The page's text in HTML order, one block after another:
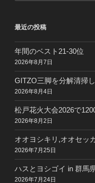
最近の投稿
年間のベスト21-30位
2026年8月7日
GITZO三脚を分解清掃
2026年8月4日
松戸花火大会2026で
2026年8月2日
オオヨシキリ,オオセッ
2026年7月25日
ハスとヨシゴイ in 群馬
2026年7月24日